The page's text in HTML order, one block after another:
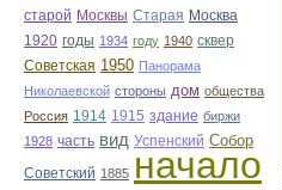
старой Москвы Старая Москва
1920 годы 1934 году 1940 сквер
Советская 1950 Панорама
Николаевской стороны дом общества
Россия 1914 1915 здание биржи
1928 часть вид Успенский Собор
Советский 1885 начало